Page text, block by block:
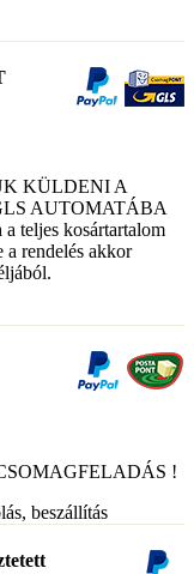
KÜLDENI A
AUTOMATÁBA
teljes kosártartalom
a rendelés akkor
!
beszállítás